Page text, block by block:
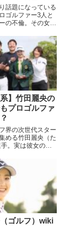
話題になっている
ゴルファー3人と
の不倫。その女子
ていくと、遂に、
明した。女子プロ
は誰？実名が判明
、男性キャディ
系】竹田麗央の
プロゴルファ
界の次世代スター
める竹田麗央（た
。実は彼女の強
両親や叔母までゴ
いるんです。今回
の家族について詳
しょう。竹田麗
ゴルフ）wiki